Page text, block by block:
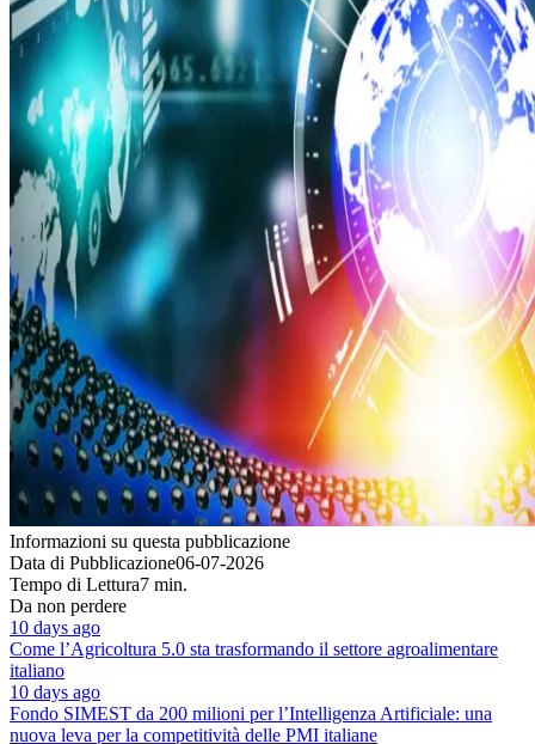
Informazioni su questa pubblicazione
Data di Pubblicazione06-07-2026
Tempo di Lettura7 min.
Da non perdere
10 days ago
Come l’Agricoltura 5.0 sta trasformando il settore agroalimentare
italiano
10 days ago
Fondo SIMEST da 200 milioni per l’Intelligenza Artificiale: una
nuova leva per la competitività delle PMI italiane